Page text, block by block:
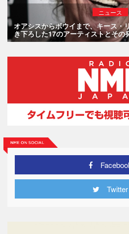
ニュース
オアシスからボウイまで、キース・
き下ろした17のアーティストとその
Twitter